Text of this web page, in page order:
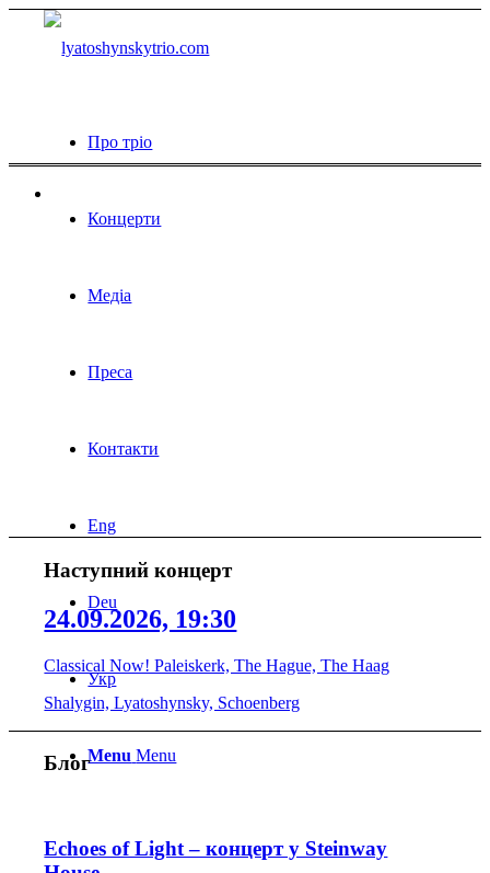
Про тріо
Концерти
Медіа
Преса
Контакти
Eng
Deu
Укр
Menu Menu
Наступний концерт
24.09.2026, 19:30
Classical Now! Paleiskerk, The Hague, The Haag
Shalygin, Lyatoshynsky, Schoenberg
Блог
Echoes of Light – концерт у Steinway